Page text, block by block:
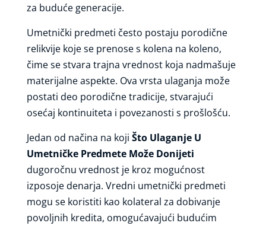
za buduće generacije.
Umetnički predmeti često postaju porodične
relikvije koje se prenose s kolena na koleno,
čime se stvara trajna vrednost koja nadmašuje
materijalne aspekte. Ova vrsta ulaganja može
postati deo porodične tradicije, stvarajući
osećaj kontinuiteta i povezanosti s prošlošću.
Jedan od načina na koji Što Ulaganje U
Umetničke Predmete Može Donijeti
dugoročnu vrednost je kroz mogućnost
izposoje denarja. Vredni umetnički predmeti
mogu se koristiti kao kolateral za dobivanje
povoljnih kredita, omogućavajući budućim